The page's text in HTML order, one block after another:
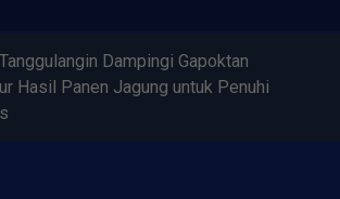
Dampingi Gapoktan
Hasil Panen Jagung untuk Penuhi